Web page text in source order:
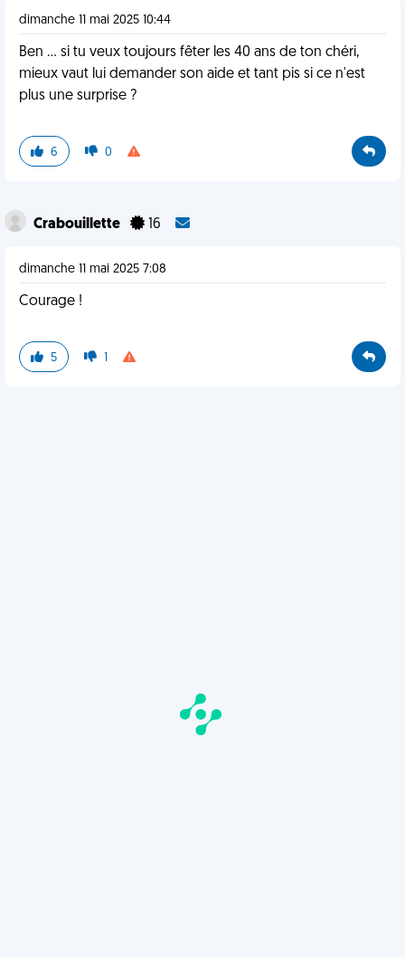
dimanche 11 mai 2025 10:44
Ben ... si tu veux toujours fêter les 40 ans de ton chéri,
mieux vaut lui demander son aide et tant pis si ce n'est
plus une surprise ?
6 0
Crabouillette 16
dimanche 11 mai 2025 7:08
Courage !
5 1